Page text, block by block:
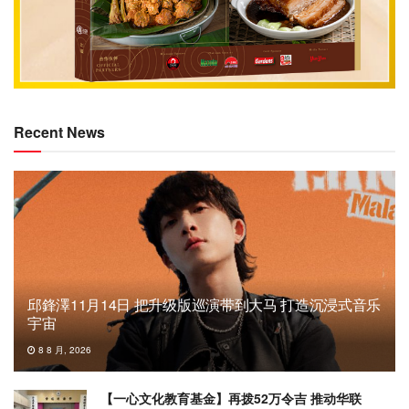
Recent News
邱鋒澤11月14日 把升级版巡演带到大马 打造沉浸式音乐
宇宙
8 8 月, 2026
【一心文化教育基金】再拨52万令吉 推动华联